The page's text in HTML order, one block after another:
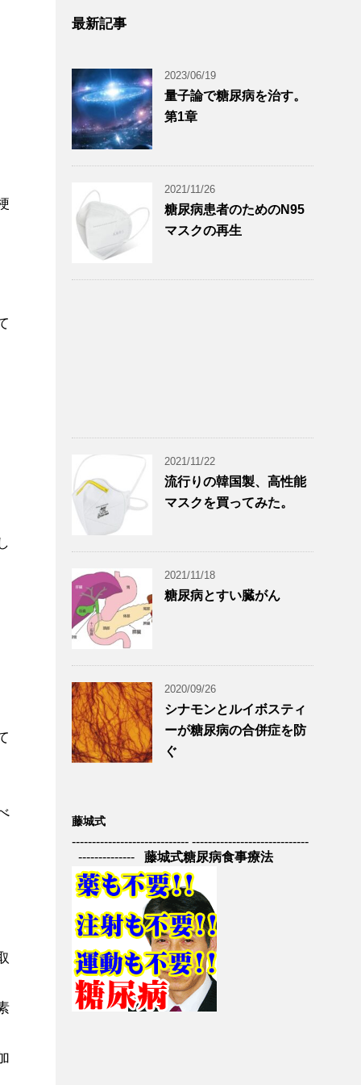
最新記事
2023/06/19
量子論で糖尿病を治す。
第1章
2021/11/26
糖尿病患者のためのN95
マスクの再生
2021/11/22
流行りの韓国製、高性能
マスクを買ってみた。
2021/11/18
糖尿病とすい臓がん
2020/09/26
シナモンとルイボスティ
ーが糖尿病の合併症を防
ぐ
藤城式
----------------------------- -----------------------------
-------------- 藤城式糖尿病食事療法